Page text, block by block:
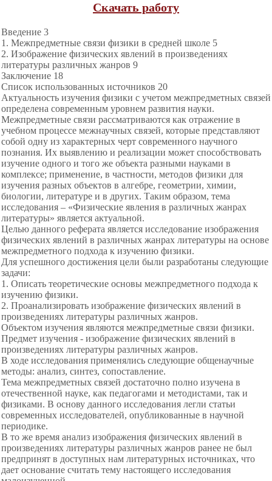
Скачать работу
Введение 3
1. Межпредметные связи физики в средней школе 5
2. Изображение физических явлений в произведениях
литературы различных жанров 9
Заключение 18
Список использованных источников 20
Актуальность изучения физики с учетом межпредметных связей
определена современным уровнем развития науки.
Межпредметные связи рассматриваются как отражение в
учебном процессе межнаучных связей, которые представляют
собой одну из характерных черт современного научного
познания. Их выявлению и реализации может способствовать
изучение одного и того же объекта разными науками в
комплексе; применение, в частности, методов физики для
изучения разных объектов в алгебре, геометрии, химии,
биологии, литературе и в других. Таким образом, тема
исследования – «Физические явления в различных жанрах
литературы» является актуальной.
Целью данного реферата является исследование изображения
физических явлений в различных жанрах литературы на основе
межпредметного подхода к изучению физики.
Для успешного достижения цели были разработаны следующие
задачи:
1. Описать теоретические основы межпредметного подхода к
изучению физики.
2. Проанализировать изображение физических явлений в
произведениях литературы различных жанров.
Объектом изучения являются межпредметные связи физики.
Предмет изучения - изображение физических явлений в
произведениях литературы различных жанров.
В ходе исследования применялись следующие общенаучные
методы: анализ, синтез, сопоставление.
Тема межпредметных связей достаточно полно изучена в
отечественной науке, как педагогами и методистами, так и
физиками. В основу данного исследования легли статьи
современных исследователей, опубликованные в научной
периодике.
В то же время анализ изображения физических явлений в
произведениях литературы различных жанров ранее не был
предпринят в доступных нам литературных источниках, что
дает основание считать тему настоящего исследования